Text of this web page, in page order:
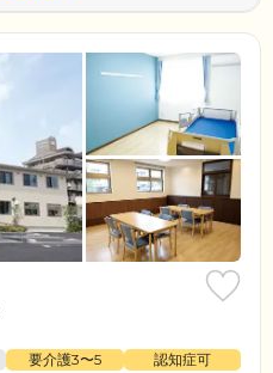
要介護3〜5
認知症可